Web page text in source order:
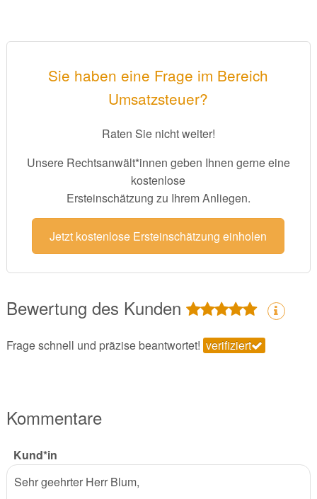
Sie haben eine Frage im Bereich
Umsatzsteuer?
Raten Sie nicht weiter!
Unsere Rechtsanwält*innen geben Ihnen gerne eine
kostenlose
Ersteinschätzung zu Ihrem Anliegen.
Jetzt kostenlose Ersteinschätzung einholen
Bewertung des Kunden
Frage schnell und präzise beantwortet! verifiziert
Kommentare
Kund*in
Sehr geehrter Herr Blum,